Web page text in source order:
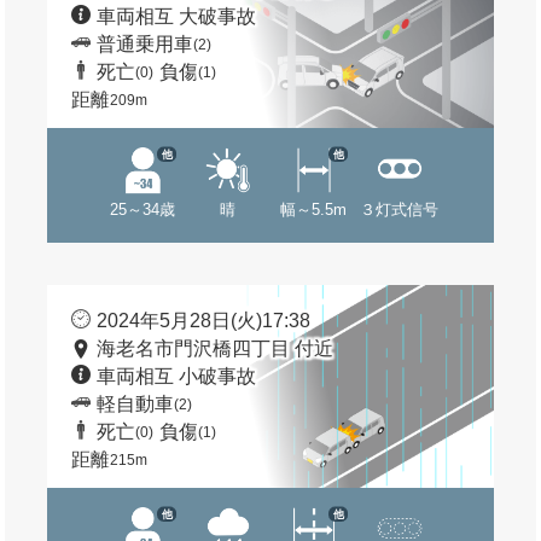
車両相互 大破事故
普通乗用車(2)
死亡(0) 負傷(1)
距離209m
25～34歳
他
晴 幅～5.5m
他
３灯式信号
2024年5月28日(火)17:38
海老名市門沢橋四丁目 付近
車両相互 小破事故
軽自動車(2)
死亡(0) 負傷(1)
距離215m
他 他